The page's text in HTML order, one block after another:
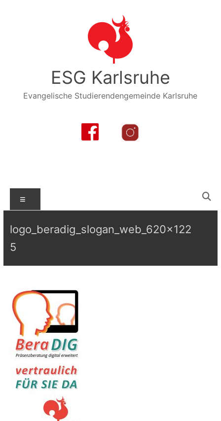
ESG Karlsruhe
Evangelische Studierendengemeinde Karlsruhe
logo_beradig_slogan_web_620x122
5